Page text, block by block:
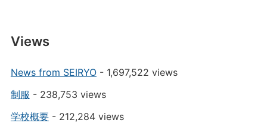
Views
News from SEIRYO- 1,697,522 views
制服 - 238,753 views
学校概要- 212,284 views